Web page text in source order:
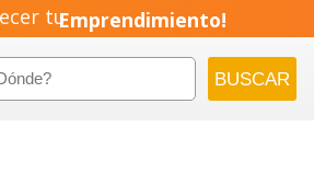
tuEmprendimiento!